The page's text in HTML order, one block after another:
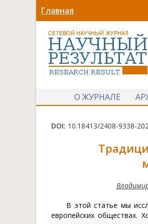
Главная
О ЖУРНАЛЕ
DOI: 10.18413/2408-9338-
В этой статье мы
европейских обществах.